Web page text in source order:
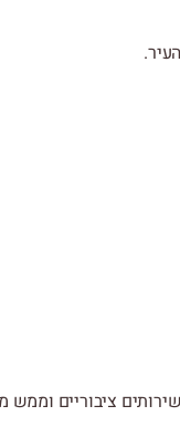
ציבוריים וממש